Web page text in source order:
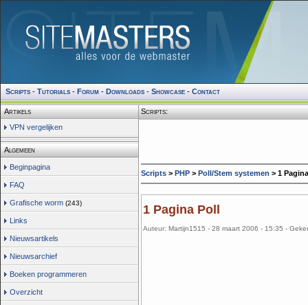
Scripts - Tutorials - Forum - Downloads - Showcase - Contact
Artikels
VPN vergelijken
Algemeen
Beginpagina
FAQ
Grafische worm (243)
Links
Nieuwsartikels
Nieuwsarchief
Boeken programmeren
Overzicht
Scripts:
Scripts > PHP > Poll/Stem systemen > 1
1 Pagina Poll
Auteur: Martijn1515 - 28 maart 2006 - 15:35 -